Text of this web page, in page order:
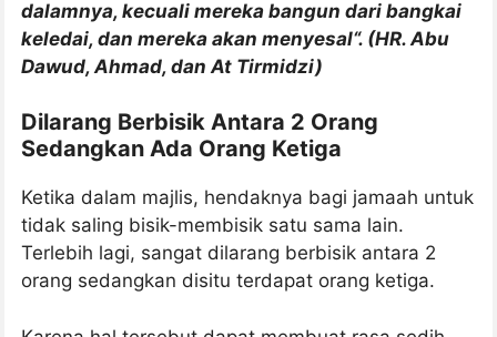
dalamnya, kecuali mereka bangun dari bangkai
keledai, dan mereka akan menyesal“. (HR. Abu
Dawud, Ahmad, dan At Tirmidzi)
Dilarang Berbisik Antara 2 Orang
Sedangkan Ada Orang Ketiga
Ketika dalam majlis, hendaknya bagi jamaah untuk
tidak saling bisik-membisik satu sama lain.
Terlebih lagi, sangat dilarang berbisik antara 2
orang sedangkan disitu terdapat orang ketiga.